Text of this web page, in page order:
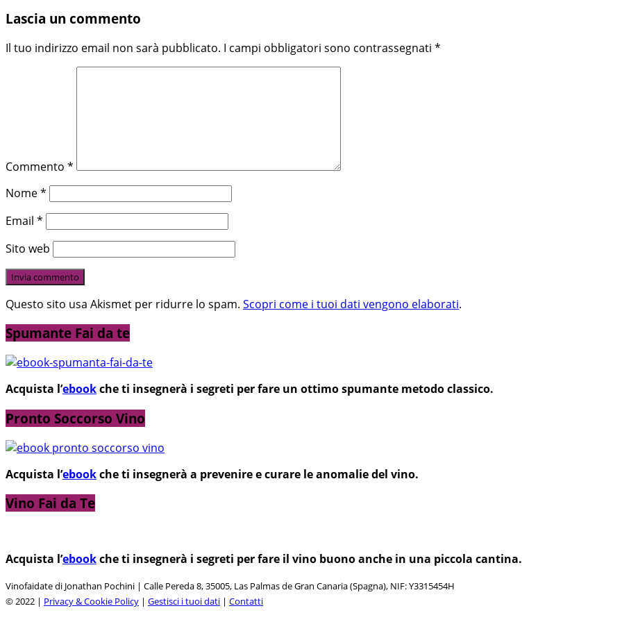
Lascia un commento
Il tuo indirizzo email non sarà pubblicato. I campi obbligatori sono contrassegnati *
Commento *
Nome*
Email *
Sito web
Questo sito usa Akismet per ridurre lo spam. Scopri come i tuoi dati vengono elaborati.
Spumante Fai da te
Acquista l’ebookche ti insegnerà i segreti per fare un ottimo spumante metodo classico.
Pronto Soccorso Vino
Acquista l’ebookche ti insegnerà a prevenire e curare le anomalie del vino.
Vino Fai da Te
Acquista l’ebookche ti insegnerà i segreti per fare il vino buono anche in una piccola cantina.
Vinofaidate di Jonathan Pochini | Calle Pereda 8, 35005, Las Palmas de Gran Canaria (Spagna), NIF: Y3315454H
© 2022 | Privacy & Cookie Policy | Gestisci i tuoi dati | Contatti